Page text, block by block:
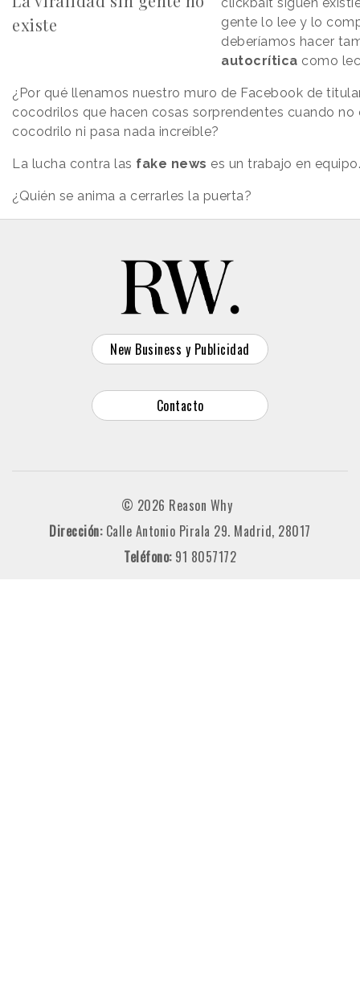
existe
clickbait siguen
gente lo lee y lo
deberíamos hacer
autocrítica como
¿Por qué llenamos nuestro muro de Facebook de
cocodrilos que hacen cosas sorprendentes cuando no
cocodrilo ni pasa nada increíble?
La lucha contra las fake news es un trabajo en equipo.
¿Quién se anima a cerrarles la puerta?
New Business y Publicidad
Contacto
© 2026 Reason Why
Dirección: Calle Antonio Pirala 29. Madrid, 28017
Teléfono: 91 8057172